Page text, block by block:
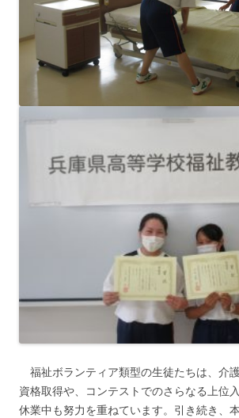
福祉ボランティア類型の生徒たちは、介
資格取得や、コンテストでのさらなる上位
休業中も努力を重ねています。引き続き、